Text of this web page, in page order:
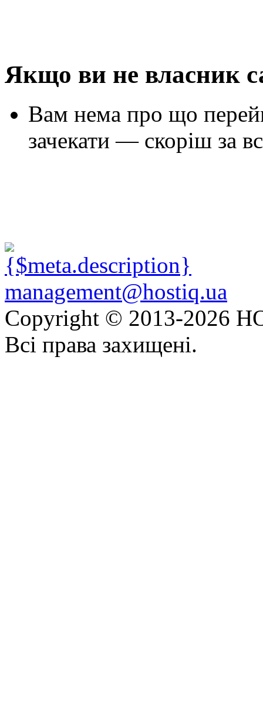
Якщо ви не власник
Вам нема про що
зачекати — скоріш за
management@hostiq.ua
Copyright © 2013-2026
Всі права захищені.